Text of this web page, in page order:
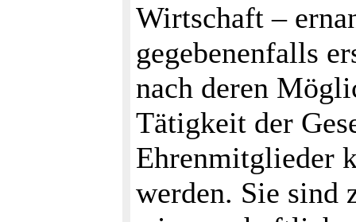
Wirtschaft –
gegebenenfalls
nach deren
Tätigkeit der
Ehrenmitglieder
werden. Sie sind